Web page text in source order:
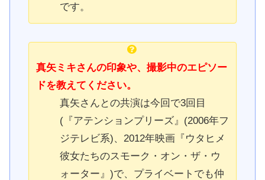
です。
真矢ミキさんの印象や、撮影中のエピソー
ドを教えてください。
真矢さんとの共演は今回で3回目
(『アテンションプリーズ』(2006年フ
ジテレビ系)、2012年映画『ウタヒメ
彼女たちのスモーク・オン・ザ・ウ
ォーター』)で、プライベートでも仲